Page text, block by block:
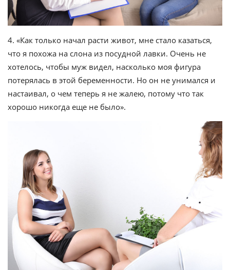
4. «Как только начал расти живот, мне стало казаться,
что я похожа на слона из посудной лавки. Очень не
хотелось, чтобы муж видел, насколько моя фигура
потерялась в этой беременности. Но он не унимался и
настаивал, о чем теперь я не жалею, потому что так
хорошо никогда еще не было».